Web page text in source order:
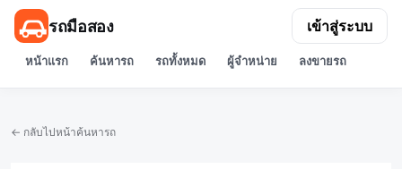
รถมือสอง
หน้าแรก ค้นหารถ รถทั้งหมด ผู้จำหน่าย ลงขายรถ
เข้าสู่ระบบ
← กลับไปหน้าค้นหารถ